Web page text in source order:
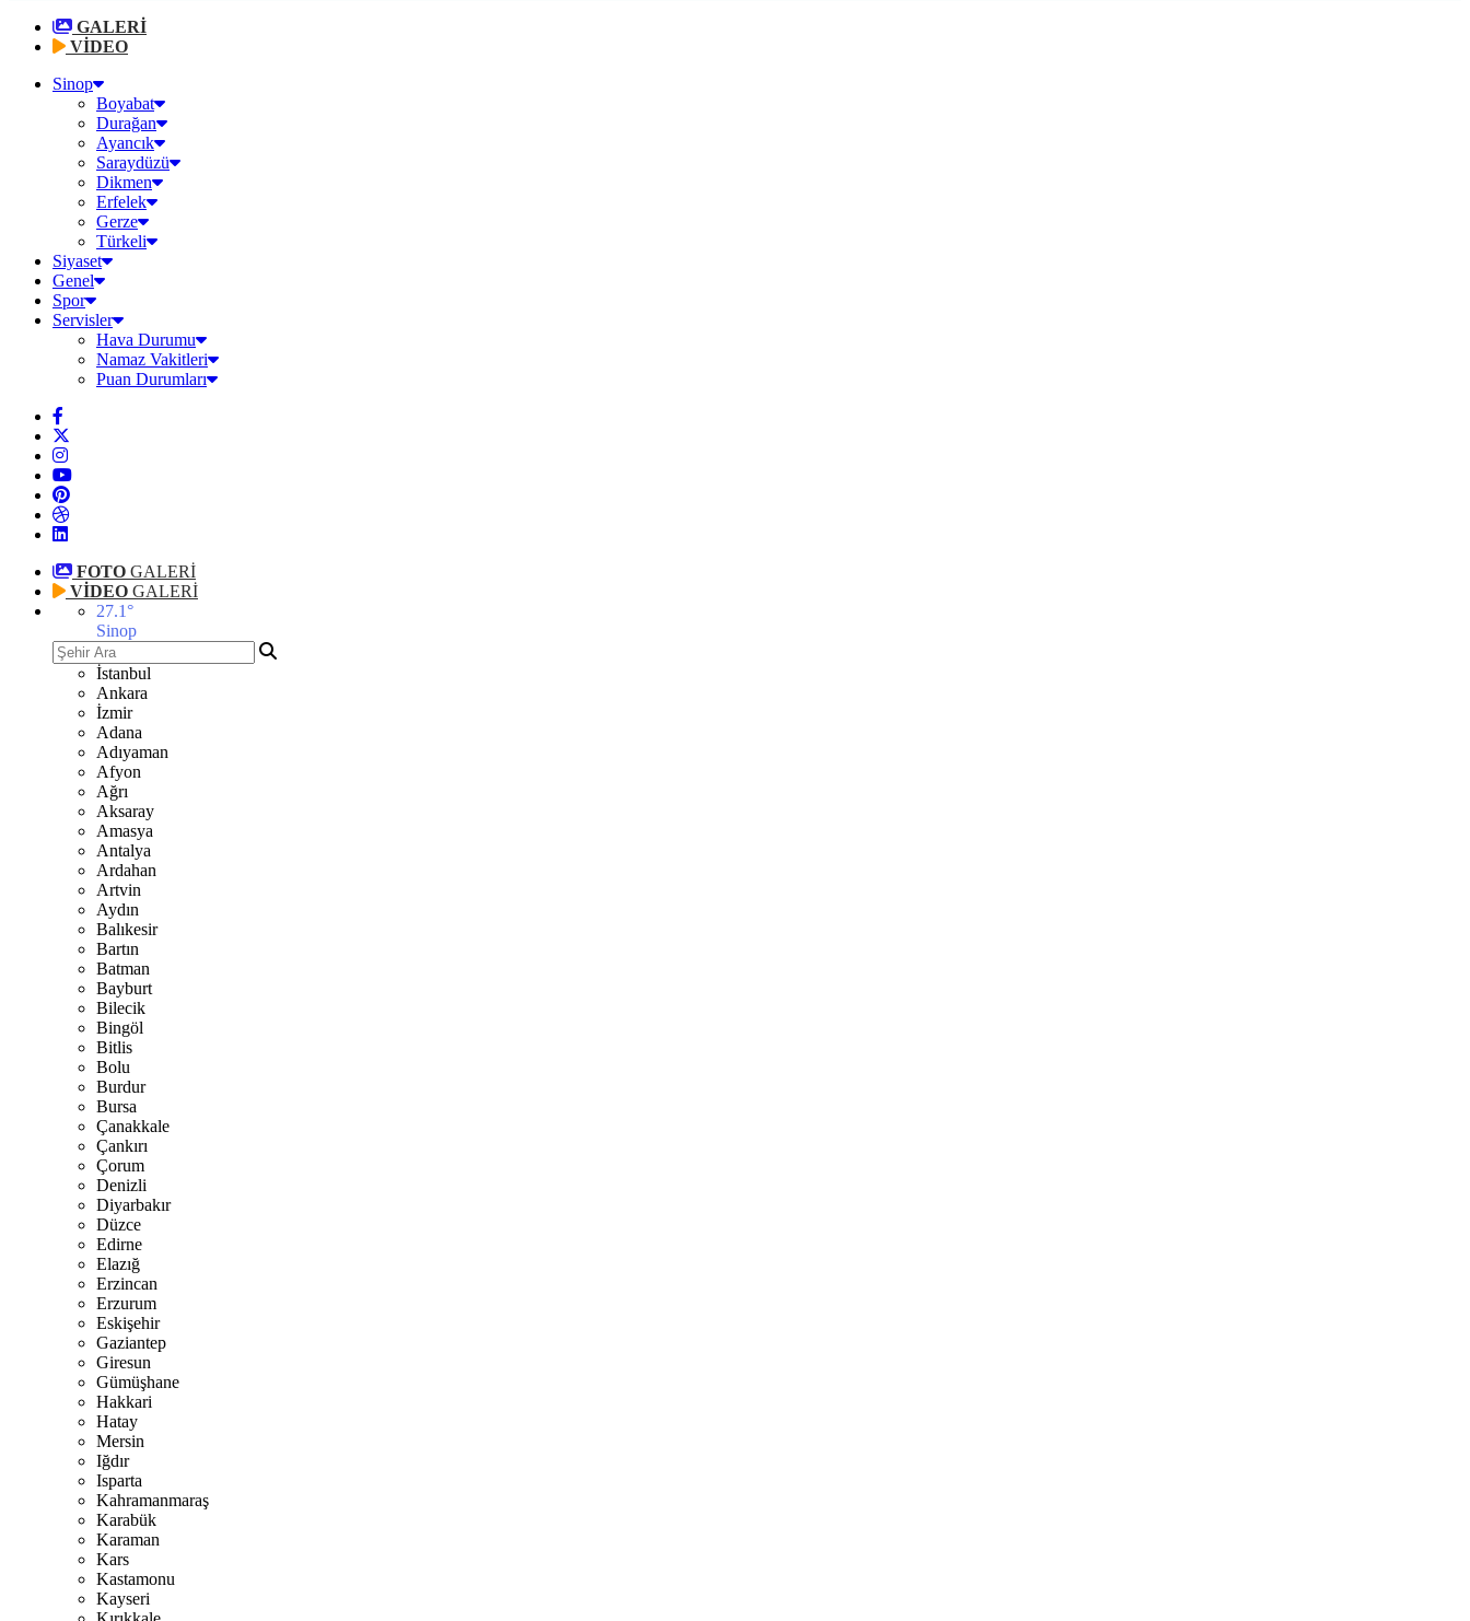
GALERİ
VİDEO
Sinop
Boyabat
Durağan
Ayancık
Saraydüzü
Dikmen
Erfelek
Gerze
Türkeli
Siyaset
Genel
Spor
Servisler
Hava Durumu
Namaz Vakitleri
Puan Durumları
FOTO GALERİ
VİDEO GALERİ
27.1 °
Sinop
İstanbul
Ankara
İzmir
Adana
Adıyaman
Afyon
Ağrı
Aksaray
Amasya
Antalya
Ardahan
Artvin
Aydın
Balıkesir
Bartın
Batman
Bayburt
Bilecik
Bingöl
Bitlis
Bolu
Burdur
Bursa
Çanakkale
Çankırı
Çorum
Denizli
Diyarbakır
Düzce
Edirne
Elazığ
Erzincan
Erzurum
Eskişehir
Gaziantep
Giresun
Gümüşhane
Hakkari
Hatay
Mersin
Iğdır
Isparta
Kahramanmaraş
Karabük
Karaman
Kars
Kastamonu
Kayseri